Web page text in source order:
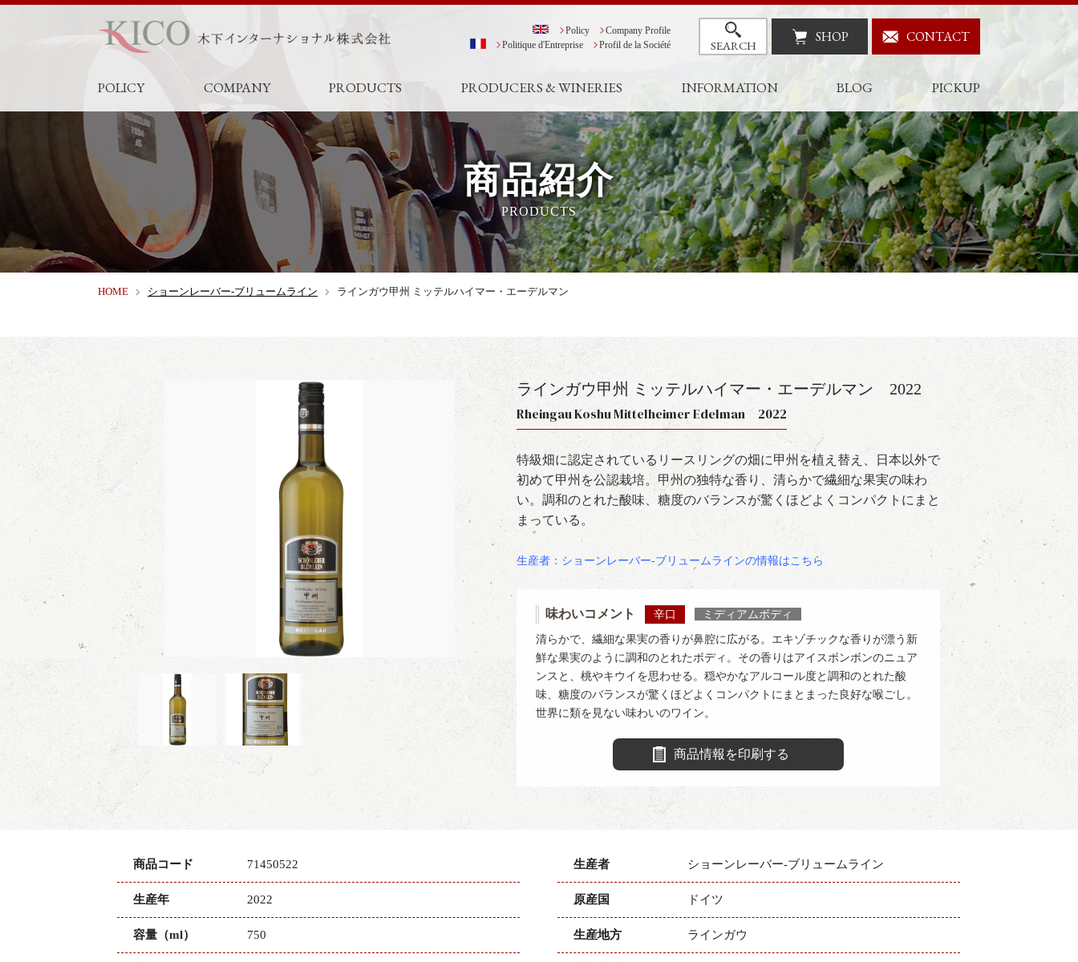
Policy
Company Profile
Politique d'Entreprise
Profil de la Société SEARCH SHOP CONTACT
POLICY COMPANY PRODUCTS PRODUCERS & WINERIES INFORMATION BLOG PICKUP
商品紹介
PRODUCTS
HOME ショーンレーバー-ブリュームライン ラインガウ甲州 ミッテルハイマー・エーデルマン
ラインガウ甲州 ミッテルハイマー・エーデルマン 2022
Rheingau Koshu Mittelheimer Edelman 2022
特級畑に認定されているリースリングの畑に甲州を植え替え、日本以外で
初めて甲州を公認栽培。甲州の独特な香り、清らかで繊細な果実の味わ
い。調和のとれた酸味、糖度のバランスが驚くほどよくコンパクトにまと
まっている。
生産者：ショーンレーバー-ブリュームラインの情報はこちら
味わいコメント 辛口
ミディアムボディ
清らかで、繊細な果実の香りが鼻腔に広がる。エキゾチックな香りが漂う新
鮮な果実のように調和のとれたボディ。その香りはアイスボンボンのニュア
ンスと、桃やキウイを思わせる。穏やかなアルコール度と調和のとれた酸
味、糖度のバランスが驚くほどよくコンパクトにまとまった良好な喉ごし。
世界に類を見ない味わいのワイン。
商品情報を印刷する
商品コード 71450522
生産年 2022
容量（ml） 750
生産者 ショーンレーバー-ブリュームライン
原産国 ドイツ
生産地方 ラインガウ